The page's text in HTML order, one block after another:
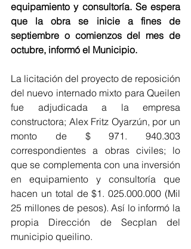
equipamiento y consultoría. Se espera
que la obra se inicie a fines de
septiembre o comienzos del mes de
octubre, informó el Municipio.
La licitación del proyecto de reposición
del nuevo internado mixto para Queilen
fue adjudicada a la empresa
constructora; Alex Fritz Oyarzún, por un
monto de $ 971. 940.303
correspondientes a obras civiles; lo
que se complementa con una inversión
en equipamiento y consultoría que
hacen un total de $1. 025.000.000 (Mil
25 millones de pesos). Así lo informó la
propia Dirección de Secplan del
municipio queilino.